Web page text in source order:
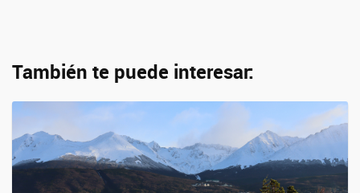
También te puede interesar: